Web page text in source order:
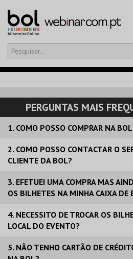
Olá,iniciar sessão
CARRINHO
EVENTOS
CARTÕES
PERGUNTAS MAIS
1. COMO POSSO COMPRAR NA
2. COMO POSSO CONTACTAR O
CLIENTE DA BOL?
3. EFETUEI UMA COMPRA MAS
OS BILHETES NA MINHA CAIXA DE
4. NECESSITO DE TROCAR OS
LOCAL DO EVENTO?
5. NÃO TENHO CARTÃO DE